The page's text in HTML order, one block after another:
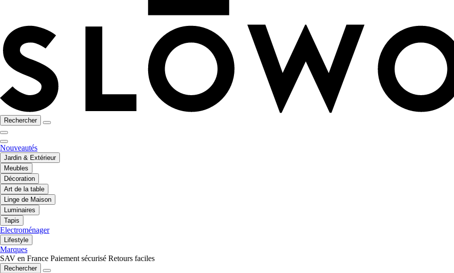
Rechercher
Nouveautés
Jardin & Extérieur
Meubles
Décoration
Art de la table
Linge de Maison
Luminaires
Tapis
Electroménager
Lifestyle
Marques
SAV en France Paiement sécurisé Retours faciles
Rechercher